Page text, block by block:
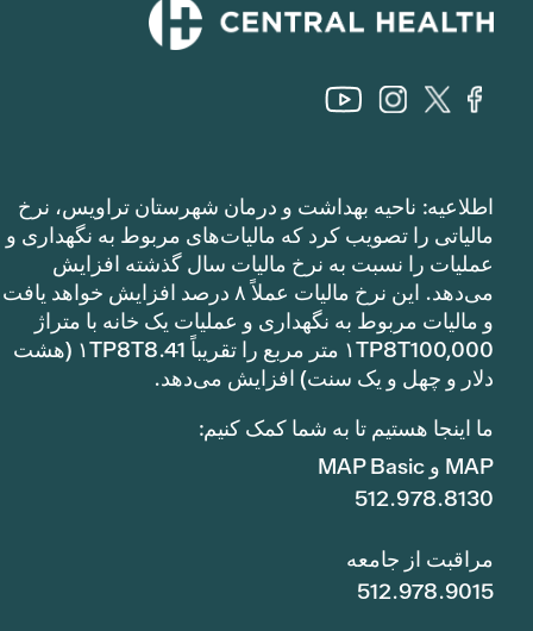
اطلاعیه: ناحیه بهداشت و درمان شهرستان تراویس، نرخ
مالیاتی را تصویب کرد که مالیات‌های مربوط به نگهداری و
عملیات را نسبت به نرخ مالیات سال گذشته افزایش
می‌دهد. این نرخ مالیات عملاً ۸ درصد افزایش خواهد یافت
و مالیات مربوط به نگهداری و عملیات یک خانه با متراژ
۱TP8T100,000 متر مربع را تقریباً ۱TP8T8.41 (هشت
دلار و چهل و یک سنت) افزایش می‌دهد.
ما اینجا هستیم تا به شما کمک کنیم:
MAP و MAP Basic
512.978.8130
مراقبت از جامعه
512.978.9015